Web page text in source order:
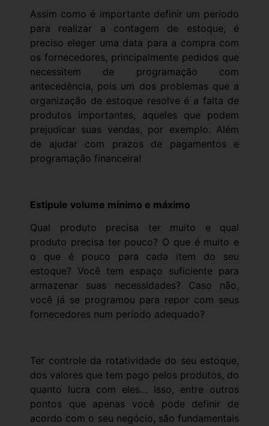
Assim como é importante definir um período
para realizar a contagem de estoque, é
preciso eleger uma data para a compra com
os fornecedores, principalmente pedidos que
necessitem de programação com
antecedência, pois um dos problemas que a
organização de estoque resolve é a falta de
produtos importantes, aqueles que podem
prejudicar suas vendas, por exemplo. Além
de ajudar com prazos de pagamentos e
programação financeira!
Estipule volume mínimo e máximo
Qual produto precisa ter muito e qual
produto precisa ter pouco? O que é muito e
o que é pouco para cada item do seu
estoque? Você tem espaço suficiente para
armazenar suas necessidades? Caso não,
você já se programou para repor com seus
fornecedores num período adequado?
Ter controle da rotatividade do seu estoque,
dos valores que tem pago pelos produtos, do
quanto lucra com eles… Isso, entre outros
pontos que apenas você pode definir de
acordo com o seu negócio, são fundamentais